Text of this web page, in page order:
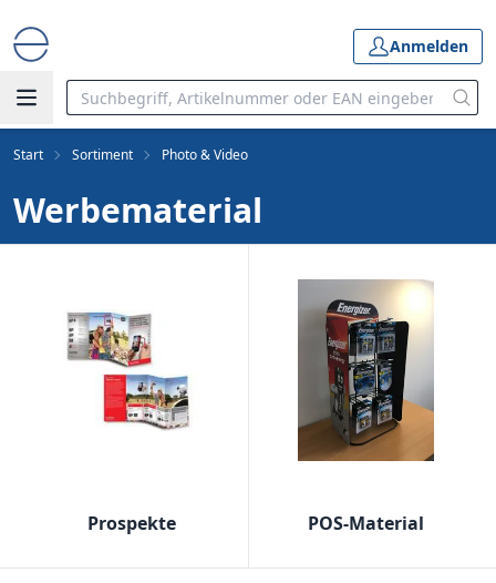
Anmelden
Start Sortiment Photo & Video
Werbematerial
Prospekte POS-Material